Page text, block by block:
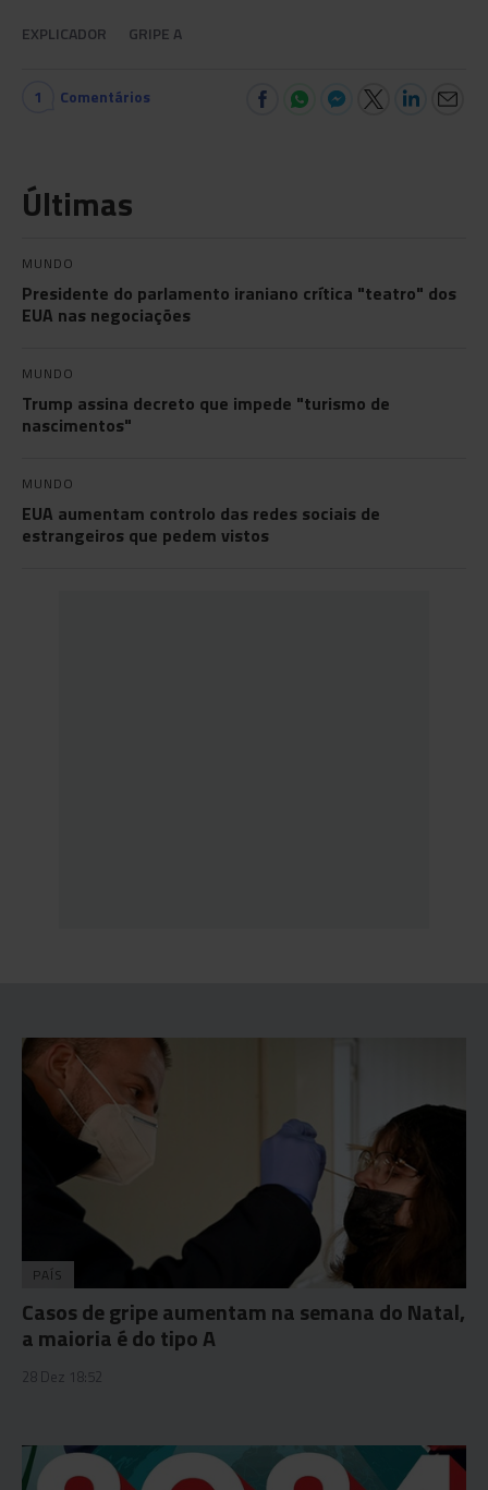
EXPLICADOR GRIPE A
1 Comentários
Últimas
MUNDO
Presidente do parlamento iraniano crítica "teatro" dos
EUA nas negociações
MUNDO
Trump assina decreto que impede "turismo de
nascimentos"
MUNDO
EUA aumentam controlo das redes sociais de
estrangeiros que pedem vistos
PAÍS
Casos de gripe aumentam na semana do Natal,
a maioria é do tipo A
28 Dez 18:52